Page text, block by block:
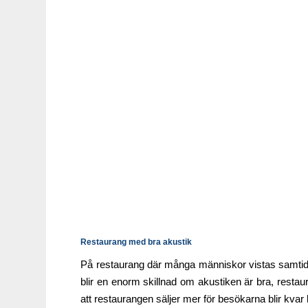
Restaurang med bra akustik
På restaurang där många människor vistas
blir en enorm skillnad om akustiken är bra,
att restaurangen säljer mer för besökarna blir kvar